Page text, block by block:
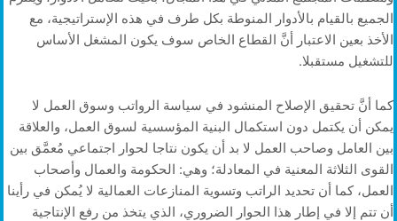
الجميع بالقيام بالأدوار المنوطة بكل طرف في هذه الإستراتيجية، مع
الأخذ بعين الاعتبار أنَّ القطاع الخاص سوف يكون المشغل الأساس
للتشغيل مستقبلا.
كما أنَّ تحقيق الإصلاح المنشود في سياسة الرواتب وسوق العمل لا
يمكن أن يكتمل دون استكمال البنية المؤسسية لسوق العمل، والعلاقة
بين العامل وصاحب العمل لا بد أن يكون نتاجا لحوار اجتماعي مُعمَّق بين
القوى الثلاثة المعنية في المعادلة؛ وهي: الحكومة والعمال وأصحاب
العمل، كما أن تحديد الراتب وتسوية المنازعات العمالية لا يُمكن في رأينا
أن تتم إلا في إطار هذا الحوار الضروري، الذي يتخذ من رفع الإنتاجية